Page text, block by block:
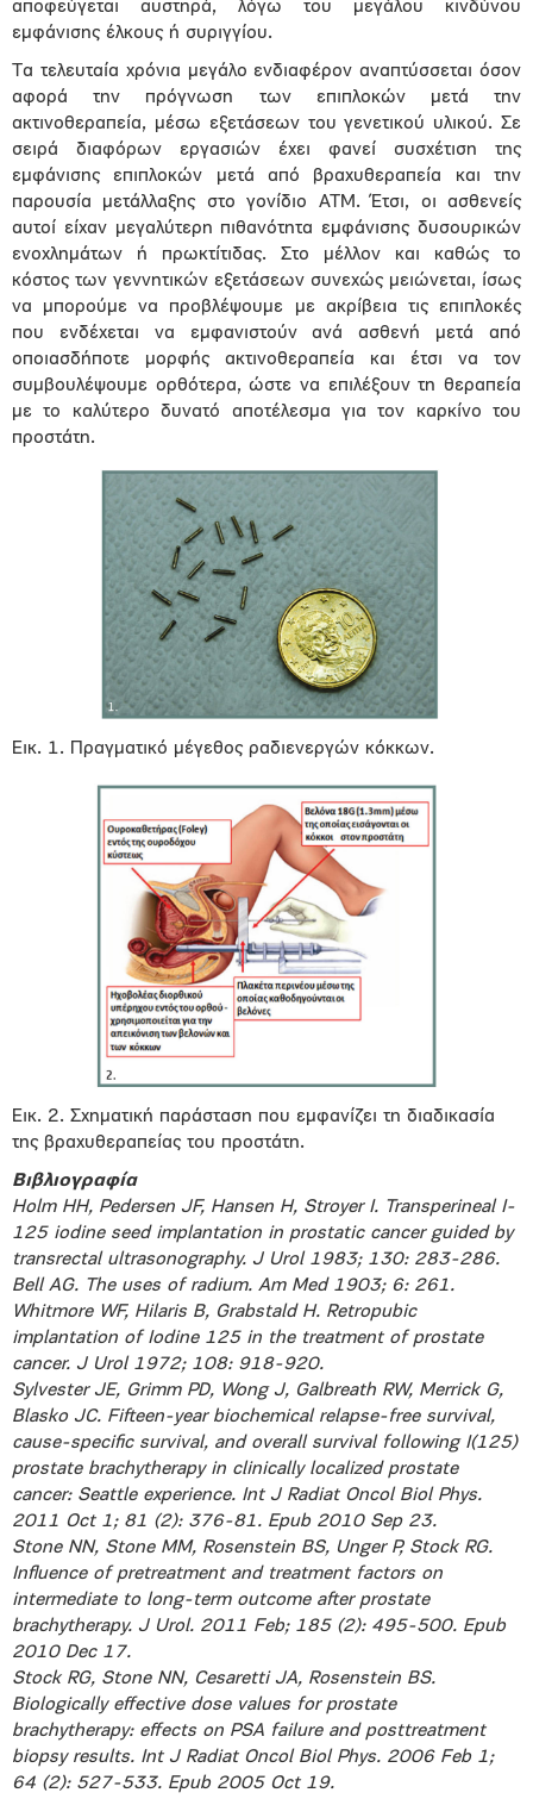
αποφεύγεται αυστηρά, λόγω του μεγάλου κινδύνου
εμφάνισης έλκους ή συριγγίου.
Τα τελευταία χρόνια μεγάλο ενδιαφέρον αναπτύσσεται όσον
αφορά την πρόγνωση των επιπλοκών μετά την
ακτινοθεραπεία, μέσω εξετάσεων του γενετικού υλικού. Σε
σειρά διαφόρων εργασιών έχει φανεί συσχέτιση της
εμφάνισης επιπλοκών μετά από βραχυθεραπεία και την
παρουσία μετάλλαξης στο γονίδιο ATM. Έτσι, οι ασθενείς
αυτοί είχαν μεγαλύτερη πιθανότητα εμφάνισης δυσουρικών
ενοχλημάτων ή πρωκτίτιδας. Στο μέλλον και καθώς το
κόστος των γεννητικών εξετάσεων συνεχώς μειώνεται, ίσως
να μπορούμε να προβλέψουμε με ακρίβεια τις επιπλοκές
που ενδέχεται να εμφανιστούν ανά ασθενή μετά από
οποιασδήποτε μορφής ακτινοθεραπεία και έτσι να τον
συμβουλέψουμε ορθότερα, ώστε να επιλέξουν τη θεραπεία
με το καλύτερο δυνατό αποτέλεσμα για τον καρκίνο του
προστάτη.
Εικ. 1. Πραγματικό μέγεθος ραδιενεργών κόκκων.
Εικ. 2. Σχηματική παράσταση που εμφανίζει τη διαδικασία
της βραχυθεραπείας του προστάτη.
Bιβλιογραφία
Holm HH, Pedersen JF, Hansen H, Stroyer I. Transperineal I-
125 iodine seed implantation in prostatic cancer guided by
transrectal ultrasonography. J Urol 1983; 130: 283-286.
Bell AG. The uses of radium. Am Med 1903; 6: 261.
Whitmore WF, Hilaris B, Grabstald H. Retropubic
implantation of Iodine 125 in the treatment of prostate
cancer. J Urol 1972; 108: 918-920.
Sylvester JE, Grimm PD, Wong J, Galbreath RW, Merrick G,
Blasko JC. Fifteen-year biochemical relapse-free survival,
cause-specific survival, and overall survival following I(125)
prostate brachytherapy in clinically localized prostate
cancer: Seattle experience. Int J Radiat Oncol Biol Phys.
2011 Oct 1; 81 (2): 376-81. Epub 2010 Sep 23.
Stone NN, Stone MM, Rosenstein BS, Unger P, Stock RG.
Influence of pretreatment and treatment factors on
intermediate to long-term outcome after prostate
brachytherapy. J Urol. 2011 Feb; 185 (2): 495-500. Epub
2010 Dec 17.
Stock RG, Stone NN, Cesaretti JA, Rosenstein BS.
Biologically effective dose values for prostate
brachytherapy: effects on PSA failure and posttreatment
biopsy results. Int J Radiat Oncol Biol Phys. 2006 Feb 1;
64 (2): 527-533. Epub 2005 Oct 19.